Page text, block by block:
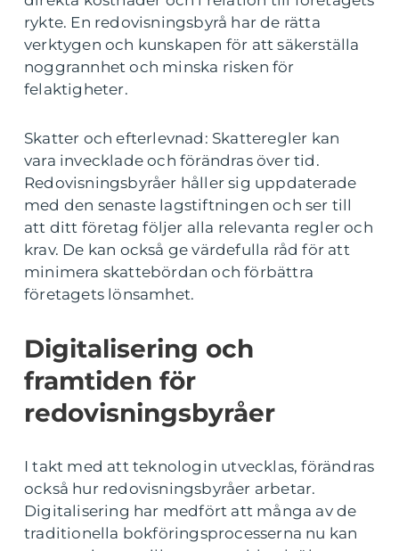
rykte. En redovisningsbyrå har de rätta
verktygen och kunskapen för att säkerställa
noggrannhet och minska risken för
felaktigheter.
Skatter och efterlevnad: Skatteregler kan
vara invecklade och förändras över tid.
Redovisningsbyråer håller sig uppdaterade
med den senaste lagstiftningen och ser till
att ditt företag följer alla relevanta regler och
krav. De kan också ge värdefulla råd för att
minimera skattebördan och förbättra
företagets lönsamhet.
Digitalisering och
framtiden för
redovisningsbyråer
I takt med att teknologin utvecklas, förändras
också hur redovisningsbyråer arbetar.
Digitalisering har medfört att många av de
traditionella bokföringsprocesserna nu kan